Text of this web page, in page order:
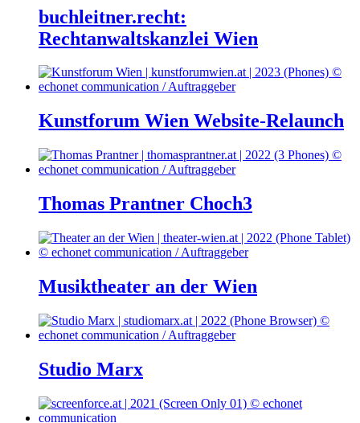
buchleitner.recht:
Rechtanwaltskanzlei Wien
Kunstforum Wien Website-Relaunch
Thomas Prantner Choch3
Musiktheater an der Wien
Studio Marx